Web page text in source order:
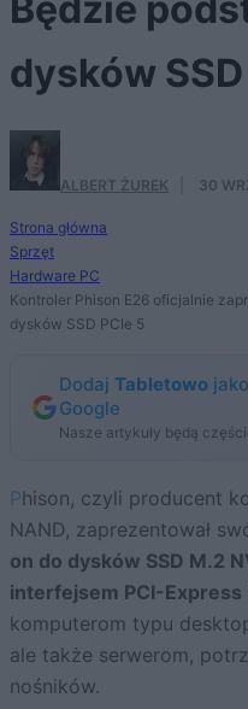
dysków
ALBERT ŻUREK 30
Strona główna
Sprzęt
Hardware PC
Kontroler Phison E26 oficjalnie
dysków SSD PCIe 5
Dodaj Tabletowo
Google
Nasze artykuły będą
Phison, czyli producent kontrolerów pamięci flash
NAND, zaprezentował
on do dysków SSD M.2
interfejsem PCI-Express
komputerom typu
ale także serwerom,
nośników.